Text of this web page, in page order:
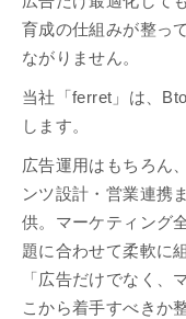
育成の仕組みが整っ
ながりません。
当社「ferret」は、
します。
広告運用はもちろん
ンツ設計・営業連携
供。マーケティング
題に合わせて柔軟に
「広告だけでなく、
こから着手すべきか